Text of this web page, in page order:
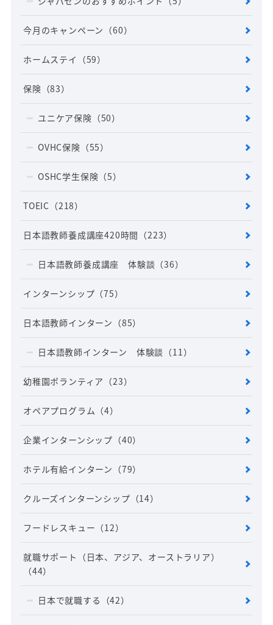
今月のキャンペーン （60）
ホームステイ （59）
保険 （83）
ユニケア保険 （50）
OVHC保険 （55）
OSHC学生保険 （5）
TOEIC （218）
日本語教師養成講座420時間 （223）
日本語教師養成講座 体験談 （36）
インターンシップ （75）
日本語教師インターン （85）
日本語教師インターン 体験談 （11）
幼稚園ボランティア （23）
オペアプログラム （4）
企業インターンシップ （40）
ホテル有給インターン （79）
クルーズインターンシップ （14）
フードレスキュー （12）
就職サポート（日本、アジア、オーストラリア）
（44）
日本で就職する （42）